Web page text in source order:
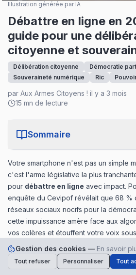
Gestion des cookies — En savoir
Tout refuser Personnaliser Tout
Illustration générée par IA
Débattre en ligne en
guide pour une
citoyenne et
Délibération citoyenne
Démocratie
Souveraineté numérique
Ric
par Aux Armes Citoyens ! il y a 3 mois
15 mn de lecture
Sommaire
Votre smartphone n'est pas un simple
c'est l'arme législative la plus
pour débattre en ligne avec impact.
enquête du Cevipof révélait que 68 %
réseaux sociaux nocifs pour la
cette impuissance amère face aux
vos colères et étouffent votre voix
sentiment de gâchis est légitime. Il est
commandes de nos échanges
notre souveraineté nationale.
Soutenez-nous Faire